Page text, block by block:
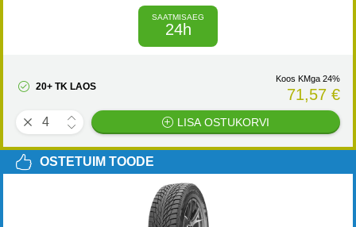
SAATMISAEG
24h
20+ TK LAOS
Koos KMga 24%
71,57 €
LISA OSTUKORVI
OSTETUIM TOODE